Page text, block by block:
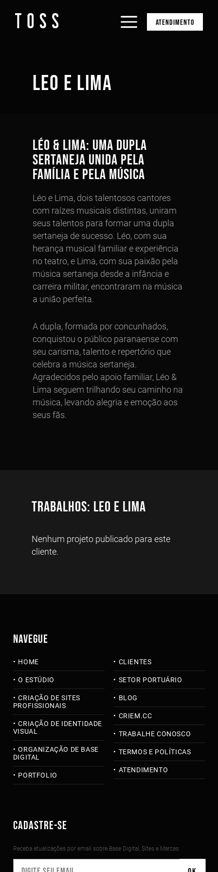
ATENDIMENTO
LEO E LIMA
Léo & Lima: Uma Dupla
Sertaneja Unida pela
Família e pela Música
Léo e Lima, dois talentosos cantores
com raízes musicais distintas, uniram
seus talentos para formar uma dupla
sertaneja de sucesso. Léo, com sua
herança musical familiar e experiência
no teatro, e Lima, com sua paixão pela
música sertaneja desde a infância e
carreira militar, encontraram na música
a união perfeita.
A dupla, formada por concunhados,
conquistou o público paranaense com
seu carisma, talento e repertório que
celebra a música sertaneja.
Agradecidos pelo apoio familiar, Léo &
Lima seguem trilhando seu caminho na
música, levando alegria e emoção aos
seus fãs.
Trabalhos: Leo e Lima
Nenhum projeto publicado para este
cliente.
NAVEGUE
HOME
O ESTÚDIO
CRIAÇÃO DE SITES
PROFISSIONAIS
CRIAÇÃO DE IDENTIDADE
VISUAL
ORGANIZAÇÃO DE BASE
DIGITAL
PORTFOLIO
CLIENTES
SETOR PORTUÁRIO
BLOG
CRIEM.CC
TRABALHE CONOSCO
TERMOS E POLÍTICAS
ATENDIMENTO
CADASTRE-SE
Receba atualizações por email sobre Base Digital, Sites e Marcas: